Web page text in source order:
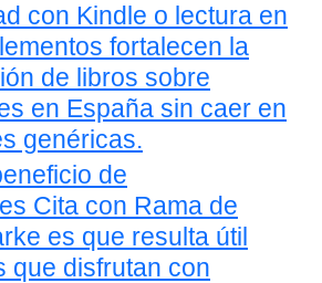
con Kindle o lectura en
fortalecen la
de libros sobre
en España sin caer en
genéricas.
de
Cita con Rama de
es que resulta útil
que disfrutan con